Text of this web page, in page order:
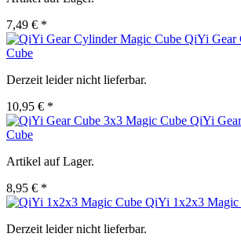
7,49 € *
QiYi Gear
Cube
Derzeit leider nicht lieferbar.
10,95 € *
QiYi
Cube
Artikel auf Lager.
8,95 € *
QiYi 1x2x3 Magic
Derzeit leider nicht lieferbar.